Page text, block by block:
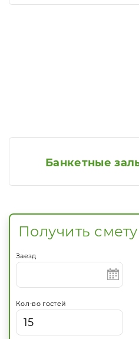
Банкетные
Получить
Заезд
Кол-во гостей